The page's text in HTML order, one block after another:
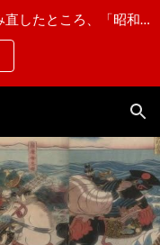
祖父に関してでありますが、資料を読み直したところ、「昭和15年第一乙種と認定され"近衛師団第一連隊"に配属された」との記述がある事から、"甲種合格"から"第一乙種"に訂正させて頂きます。